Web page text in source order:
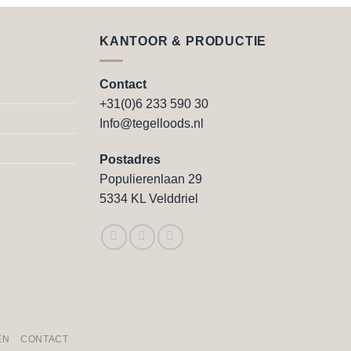
meerdere
KANTOOR & PRODUCTIE
Contact
+31(0)6 233 590 30
Info@tegelloods.nl
Postadres
Populierenlaan 29
5334 KL Velddriel
CONTACT